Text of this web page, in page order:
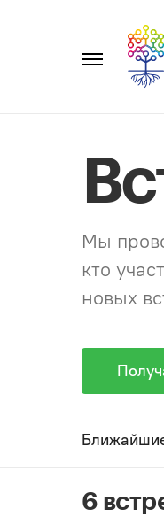
Мы
кто
новых
6